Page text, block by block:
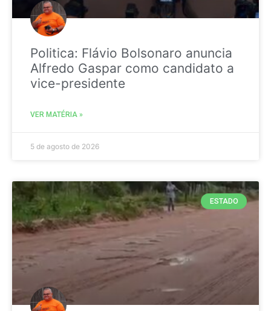
Politica: Flávio Bolsonaro anuncia
Alfredo Gaspar como candidato a
vice-presidente
VER MATÉRIA »
5 de agosto de 2026
ESTADO